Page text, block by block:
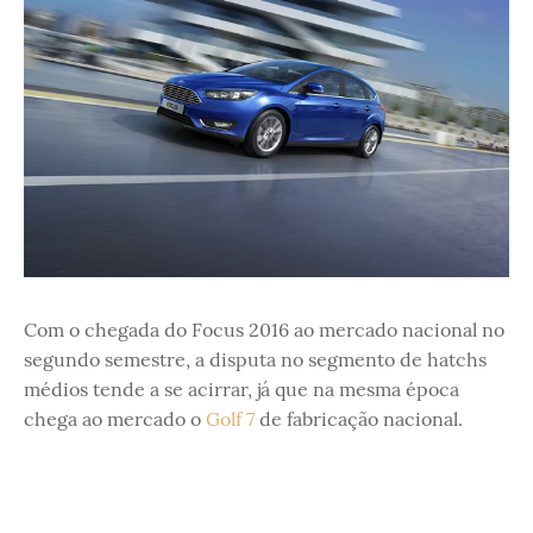
Com o chegada do Focus 2016 ao mercado nacional no
segundo semestre, a disputa no segmento de hatchs
médios tende a se acirrar, já que na mesma época
chega ao mercado o Golf 7 de fabricação nacional.